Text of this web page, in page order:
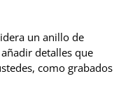
un anillo de
detalles que
como grabados